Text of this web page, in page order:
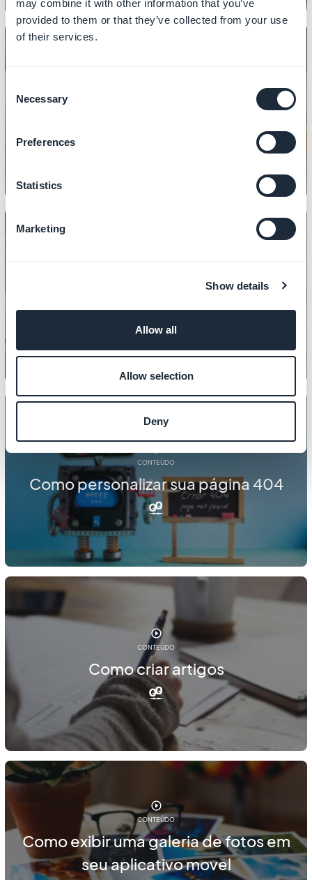
may combine it with other information that you’ve
provided to them or that they’ve collected from your use
of their services.
Selection
Necessary
Preferences
Statistics
Marketing
Show details
Allow all
Allow selection
Deny
Como adicionar links nas seções
Como gerenciar arquivos PDF em
seu aplicativo movel
CONTEÚDO
Como personalizar sua página 404
CONTEÚDO
Como criar artigos
CONTEÚDO
Como exibir uma galeria de fotos em
seu aplicativo movel